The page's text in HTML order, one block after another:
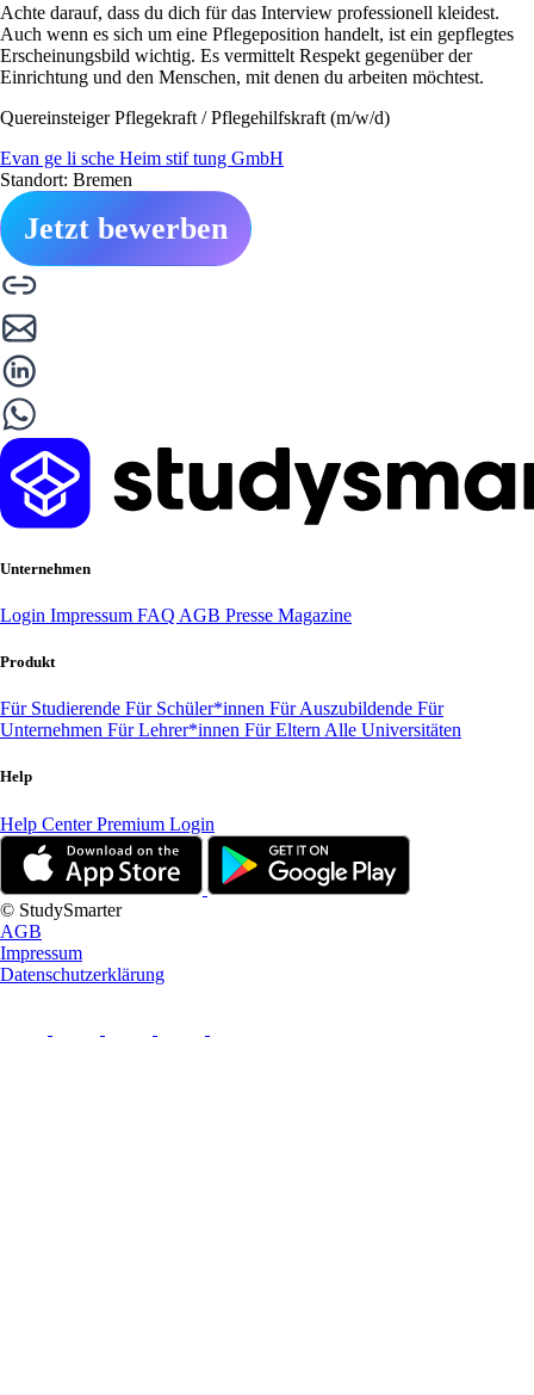
Achte darauf, dass du dich für das Interview professionell kleidest.
Auch wenn es sich um eine Pflegeposition handelt, ist ein gepflegtes
Erscheinungsbild wichtig. Es vermittelt Respekt gegenüber der
Einrichtung und den Menschen, mit denen du arbeiten möchtest.
Quereinsteiger Pflegekraft / Pflegehilfskraft (m/w/d)
Evan ge li sche Heim stif tung GmbH
Standort: Bremen
Jetzt bewerben
Unternehmen
Login Impressum FAQ AGB Presse Magazine
Produkt
Für Studierende Für Schüler*innen Für Auszubildende Für
Unternehmen Für Lehrer*innen Für Eltern Alle Universitäten
Help
Help CenterPremium Login
© StudySmarter
AGB
Impressum
Datenschutzerklärung